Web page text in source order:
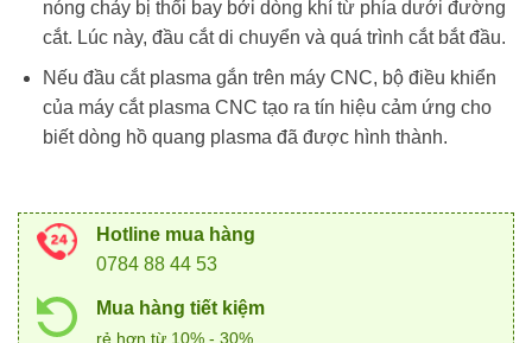
nóng chảy bị thổi bay bởi dòng khí từ phía dưới đường
cắt. Lúc này, đầu cắt di chuyển và quá trình cắt bắt đầu.
Nếu đầu cắt plasma gắn trên máy CNC, bộ điều khiển
của máy cắt plasma CNC tạo ra tín hiệu cảm ứng cho
biết dòng hồ quang plasma đã được hình thành.
Hotline mua hàng
0784 88 44 53
Mua hàng tiết kiệm
rẻ hơn từ 10% - 30%